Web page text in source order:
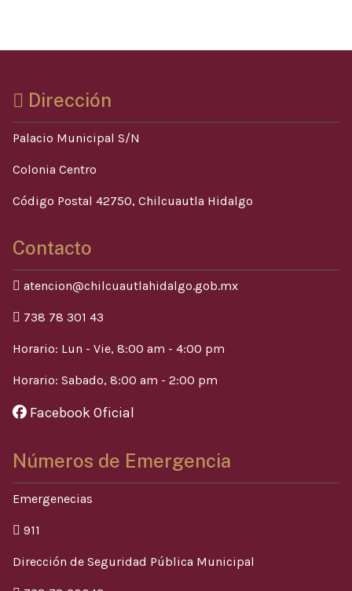
Dirección
Palacio Municipal S/N
Colonia Centro
Código Postal 42750, Chilcuautla Hidalgo
Contacto
atencion@chilcuautlahidalgo.gob.mx
738 78 301 43
Horario: Lun - Vie, 8:00 am - 4:00 pm
Horario: Sabado, 8:00 am - 2:00 pm
Facebook Oficial
Números de Emergencia
Emergenecias
911
Dirección de Seguridad Pública Municipal